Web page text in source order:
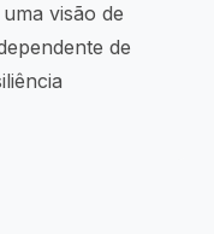
visão de
de